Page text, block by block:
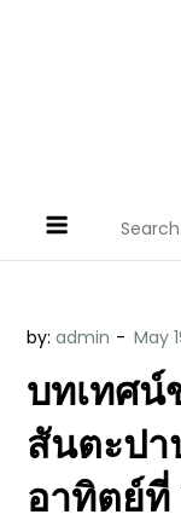
ประท
for:
by:admin
บทเทศน์
สันตะปา
อาทิตย์ที่